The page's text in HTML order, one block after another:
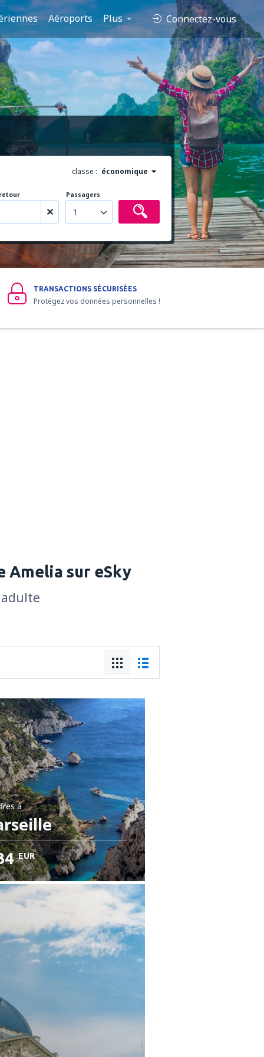
Aéroports Plus Connectez-vous
classe : économique
Passagers
1
TRANSACTIONS SÉCURISÉES
Protégez vos données personnelles !
Amelia sur eSky
à
EUR